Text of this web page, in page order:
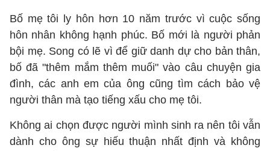
Bố mẹ tôi ly hôn hơn 10 năm trước vì cuộc sống
hôn nhân không hạnh phúc. Bố mới là người phản
bội mẹ. Song có lẽ vì để giữ danh dự cho bản thân,
bố đã "thêm mắm thêm muối" vào câu chuyện gia
đình, các anh em của ông cũng tìm cách bảo vệ
người thân mà tạo tiếng xấu cho mẹ tôi.
Không ai chọn được người mình sinh ra nên tôi vẫn
dành cho ông sự hiếu thuận nhất định và không